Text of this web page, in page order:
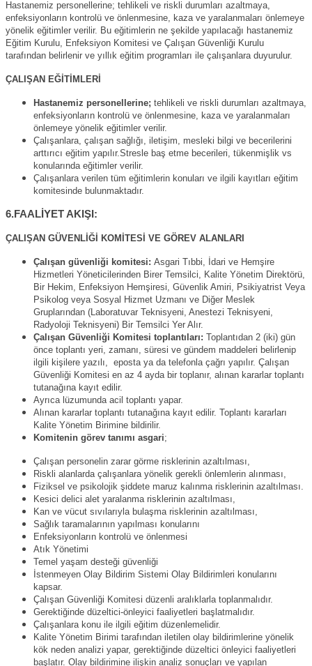
Hastanemiz personellerine; tehlikeli ve riskli durumları azaltmaya,
enfeksiyonların kontrolü ve önlenmesine, kaza ve yaralanmaları önlemeye
yönelik eğitimler verilir. Bu eğitimlerin ne şekilde yapılacağı hastanemiz
Eğitim Kurulu, Enfeksiyon Komitesi ve Çalışan Güvenliği Kurulu
tarafından belirlenir ve yıllık eğitim programları ile çalışanlara duyurulur.
ÇALIŞAN EĞİTİMLERİ
Hastanemiz personellerine; tehlikeli ve riskli durumları azaltmaya,
enfeksiyonların kontrolü ve önlenmesine, kaza ve yaralanmaları
önlemeye yönelik eğitimler verilir.
Çalışanlara, çalışan sağlığı, iletişim, mesleki bilgi ve becerilerini
arttırıcı eğitim yapılır.Stresle baş etme becerileri, tükenmişlik vs
konularında eğitimler verilir.
Çalışanlara verilen tüm eğitimlerin konuları ve ilgili kayıtları eğitim
komitesinde bulunmaktadır.
6.FAALİYET AKIŞI:
ÇALIŞAN GÜVENLİĞİ KOMİTESİ VE GÖREV ALANLARI
Çalışan güvenliği komitesi: Asgari Tıbbi, İdari ve Hemşire
Hizmetleri Yöneticilerinden Birer Temsilci, Kalite Yönetim Direktörü,
Bir Hekim, Enfeksiyon Hemşiresi, Güvenlik Amiri, Psikiyatrist Veya
Psikolog veya Sosyal Hizmet Uzmanı ve Diğer Meslek
Gruplarından (Laboratuvar Teknisyeni, Anestezi Teknisyeni,
Radyoloji Teknisyeni) Bir Temsilci Yer Alır.
Çalışan Güvenliği Komitesi toplantıları: Toplantıdan 2 (iki) gün
önce toplantı yeri, zamanı, süresi ve gündem maddeleri belirlenip
ilgili kişilere yazılı, eposta ya da telefonla çağrı yapılır. Çalışan
Güvenliği Komitesi en az 4 ayda bir toplanır, alınan kararlar toplantı
tutanağına kayıt edilir.
Ayrıca lüzumunda acil toplantı yapar.
Alınan kararlar toplantı tutanağına kayıt edilir. Toplantı kararları
Kalite Yönetim Birimine bildirilir.
Komitenin görev tanımı asgari;
Çalışan personelin zarar görme risklerinin azaltılması,
Riskli alanlarda çalışanlara yönelik gerekli önlemlerin alınması,
Fiziksel ve psikolojik şiddete maruz kalınma risklerinin azaltılması.
Kesici delici alet yaralanma risklerinin azaltılması,
Kan ve vücut sıvılarıyla bulaşma risklerinin azaltılması,
Sağlık taramalarının yapılması konularını
Enfeksiyonların kontrolü ve önlenmesi
Atık Yönetimi
Temel yaşam desteği güvenliği
İstenmeyen Olay Bildirim Sistemi Olay Bildirimleri konularını
kapsar.
Çalışan Güvenliği Komitesi düzenli aralıklarla toplanmalıdır.
Gerektiğinde düzeltici-önleyici faaliyetleri başlatmalıdır.
Çalışanlara konu ile ilgili eğitim düzenlemelidir.
Kalite Yönetim Birimi tarafından iletilen olay bildirimlerine yönelik
kök neden analizi yapar, gerektiğinde düzeltici önleyici faaliyetleri
başlatır. Olay bildirimine ilişkin analiz sonuçları ve yapılan